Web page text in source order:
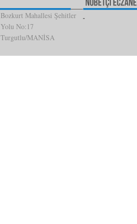
Bozkurt Mahallesi Şehitler
Yolu No:17
Turgutlu/MANİSA